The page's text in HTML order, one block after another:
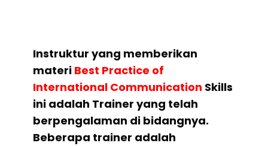
Instruktur yang memberikan
materi Best Practice of
International Communication Skills
ini adalah Trainer yang telah
berpengalaman di bidangnya.
Beberapa trainer adalah